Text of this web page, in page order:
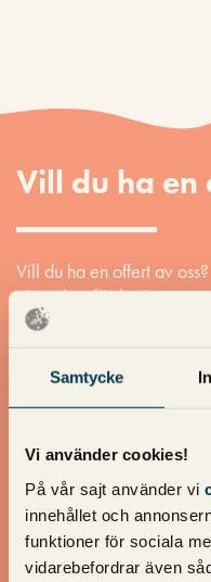
Samtycke
Vi använder cookies!
På vår sajt använder vi
innehållet och
funktioner för sociala
vidarebefordrar även
Vill du ha en
Vill du ha en offert av
vi med ett förslag!
Namn
Telefon